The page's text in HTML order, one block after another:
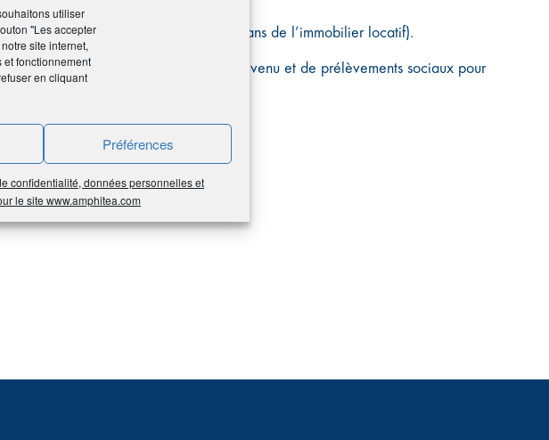
utiliser
"Les accepter
site internet,
et fonctionnement
en cliquant
Préférences
confidentialité, données personnelles et
le site www.amphitea.com
acte particulier (exemple : investir dans de l’immobilier locatif).
: exonération d’impôt sur le revenu et de prélèvements sociaux pour